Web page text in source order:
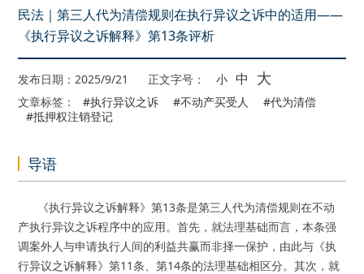
民法｜第三人代为清偿规则在执行异议之诉中的适用——
《执行异议之诉解释》第13条评析
发布日期：2025/9/21 正文字号： 小 中 大
文章标签： #执行异议之诉 #不动产买受人
#代为清偿
#抵押权注销登记
导语
《执行异议之诉解释》第13条是第三人代为清偿规则在不动
产执行异议之诉程序中的应用。首先，就法理基础而言，本条强
调案外人与申请执行人间的利益共赢而非择一保护，由此与《执
行异议之诉解释》第11条、第14条的法理基础相区分。其次，就